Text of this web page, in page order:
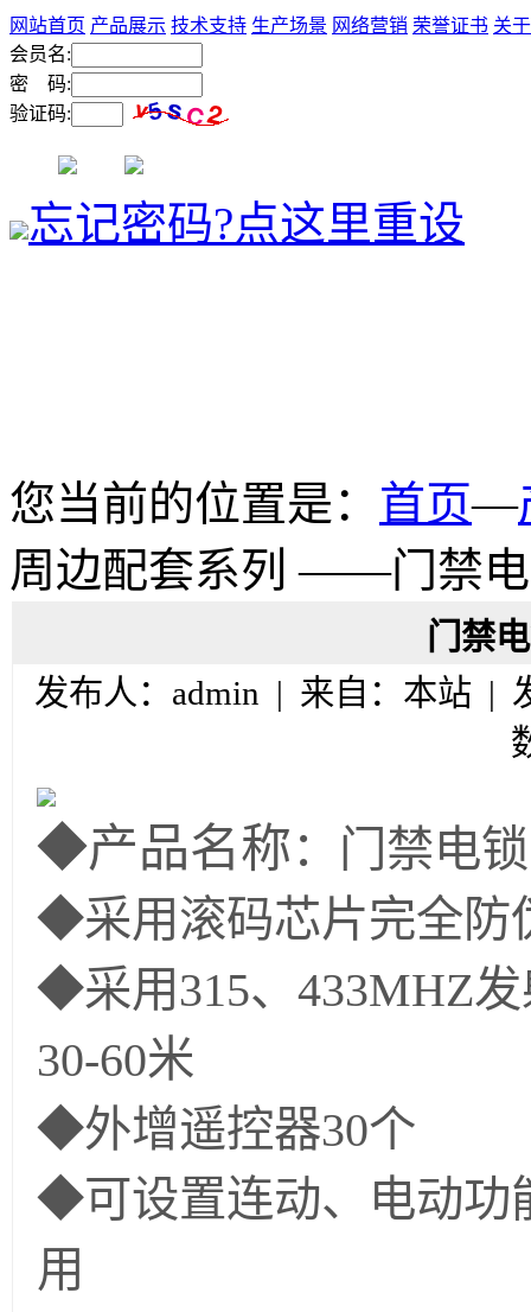
网站首页 产品展示 技术支持 生产场景 网络营销 荣誉证书 关
会员名:
密 码:
验证码:
忘记密码?点这里重设
您当前的位置是： 首页—
周边配套系列 ——门禁
门禁
发布人：admin | 来自：本站 |
◆产品名称 ：门禁电
◆采用滚码芯片完全防
◆采用315、433MHZ
30-60米
◆外增遥控器30个
◆可设置连动、电动功
用